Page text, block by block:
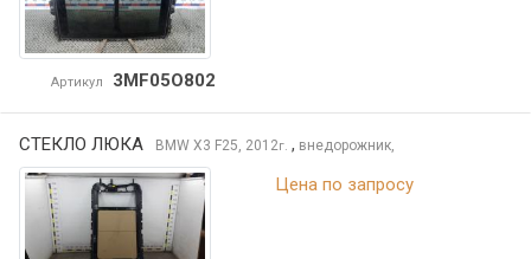
Артикул 3MF05O802
СТЕКЛО ЛЮКА BMW X3 F25, 2012г. , внедорожник,
Цена по запросу